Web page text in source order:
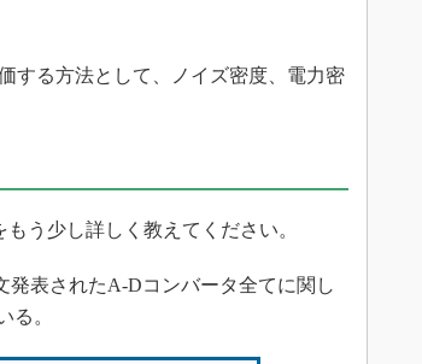
する方法として、ノイズ密度、電力密
う少し詳しく教えてください。
表されたA-Dコンバータ全てに関し
る。